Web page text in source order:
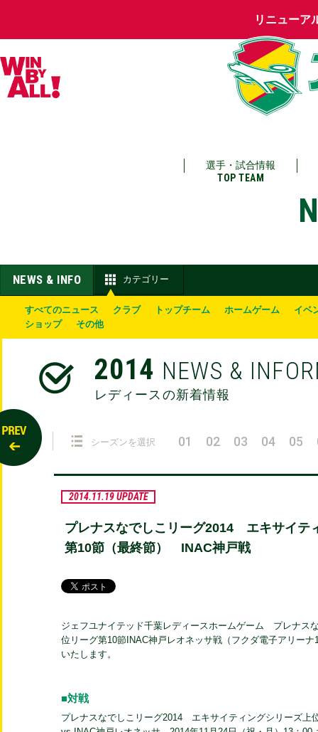
リニューア
選手・試合情報
TOP TEAM
NEWS & INFO カテゴリー
すべてのニュース クラブ トップチーム ホームゲーム
イベ
ショップ
その他
2014 NEWS &
レディースの新着情報
シーズンを選択 01 02 03 04 05
2014.11.19 UPDATE
プレナスなでしこリーグ2014 エキサイテ
第10節（最終節） INAC神戸戦
ジェフユナイテッド千葉レディースホームゲーム プレナス
位リーグ第10節INAC神戸レオネッサ戦（フクダ電子アリー
いたします。
■対戦
プレナスなでしこリーグ2014 エキサイティングシリーズ